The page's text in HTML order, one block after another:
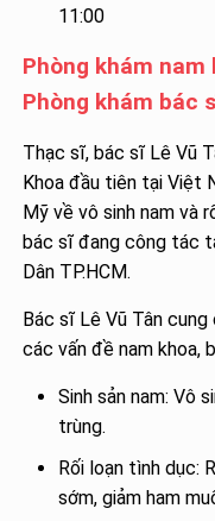
11:00
Phòng khám nam
Phòng khám bác
Thạc sĩ, bác sĩ Lê Vũ
Khoa đầu tiên tại Việt
Mỹ về vô sinh nam và
bác sĩ đang công tác
Dân TP.HCM.
Bác sĩ Lê Vũ Tân
các vấn đề nam khoa,
Sinh sản nam: Vô
trùng.
Rối loạn tình dục:
sớm, giảm ham